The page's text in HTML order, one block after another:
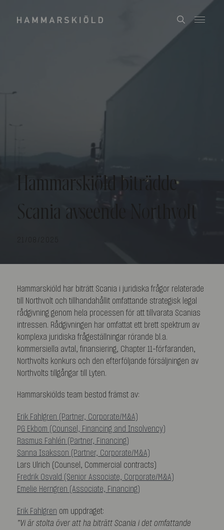
Hammarskiöld biträdde
Scania avseende Northvolt
Hammarskiöld har biträtt Scania i juridiska frågor relaterade
till Northvolt och tillhandahållit omfattande strategisk legal
rådgivning genom hela processen för att tillvarata Scanias
intressen. Rådgivningen har omfattat ett brett spektrum av
komplexa juridiska frågeställningar rörande bl.a.
kommersiella avtal, finansiering, Chapter 11-förfaranden,
Northvolts konkurs och den efterföljande försäljningen av
Northvolts tillgångar till Lyten.
Hammarskiölds team bestod främst av:
Erik Fahlgren (Partner, Corporate/M&A)
PG Ekbom (Counsel, Financing and Insolvency)
Rasmus Fahlén (Partner, Financing)
Sanna Isaksson (Partner, Corporate/M&A)
Lars Ulrich (Counsel, Commercial contracts)
Fredrik Osvald (Senior Associate, Corporate/M&A)
Emelie Herngren (Associate, Financing)
Erik Fahlgren om uppdraget:
”Vi är stolta över att ha biträtt Scania i det omfattande